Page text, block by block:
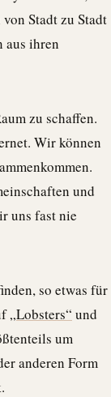
Stadt zu Stadt
aus ihren
zu schaffen.
Wir können
und
uns fast nie
so etwas für
„Lobsters“ und
um
anderen Form